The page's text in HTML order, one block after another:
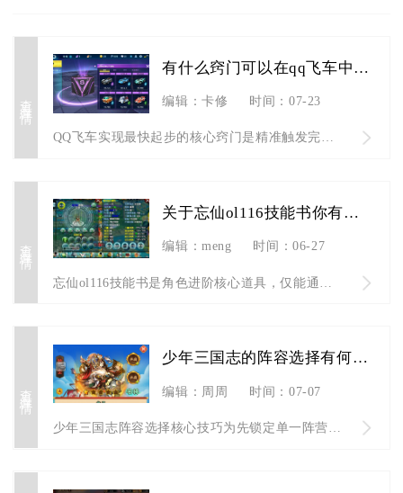
查看详情
有什么窍门可以在qq飞车中实现最快起步
编辑：卡修 时间：07-23
QQ飞车实现最快起步的核心窍门是精准触发完美起步小喷后，根据...
查看详情
关于忘仙ol116技能书你有什么了解
编辑：meng 时间：06-27
查看详情
少年三国志的阵容选择有何技巧
编辑：周周 时间：07-07